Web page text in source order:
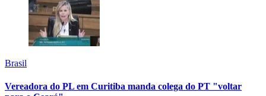
Brasil
Vereadora do PL em Curitiba manda colega do PT "voltar